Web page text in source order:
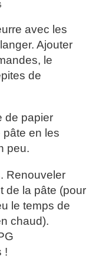
avec les
Ajouter
le
de
de papier
pâte en les
peu.
Renouveler
de la pâte (pour
le temps de
chaud).
!